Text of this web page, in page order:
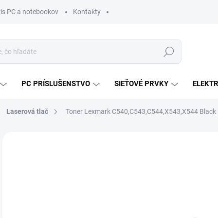
PC a notebookov Kontakty
Hľadať
PC PRÍSLUŠENSTVO SIEŤOVÉ PRVKY
Laserová tlač Toner Lexmark C540,C543,C544,X543,X544